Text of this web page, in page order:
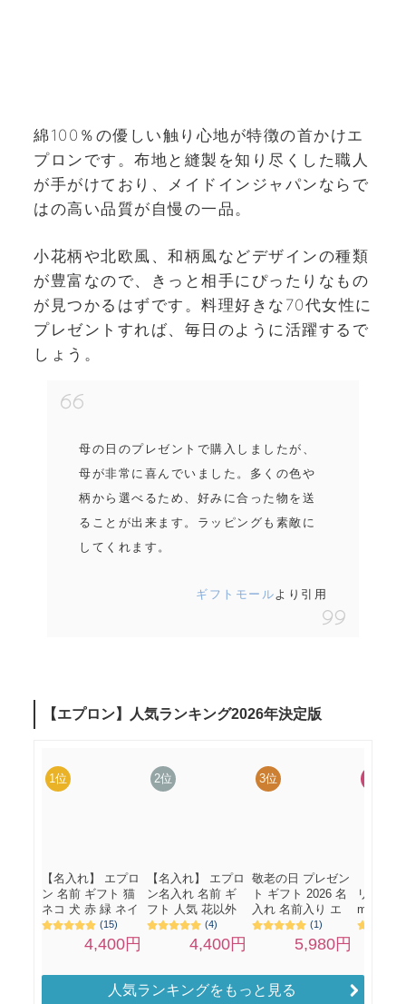
綿100％の優しい触り心地が特徴の首かけエ
プロンです。布地と縫製を知り尽くした職人
が手がけており、メイドインジャパンならで
はの高い品質が自慢の一品。
小花柄や北欧風、和柄風などデザインの種類
が豊富なので、きっと相手にぴったりなもの
が見つかるはずです。料理好きな70代女性に
プレゼントすれば、毎日のように活躍するで
しょう。
母の日のプレゼントで購入しましたが、
母が非常に喜んでいました。多くの色や
柄から選べるため、好みに合った物を送
ることが出来ます。ラッピングも素敵に
してくれます。
ギフトモールより引用
人気ランキングをもっと見る